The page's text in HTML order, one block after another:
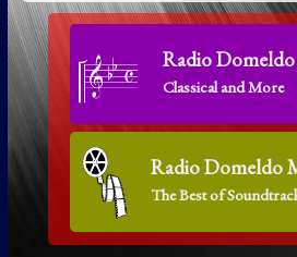
Radio
Classical and More
Radio Domeldo
The Best of